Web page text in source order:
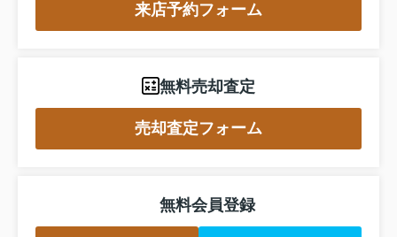
来店予約フォーム
無料売却査定
売却査定フォーム
無料会員登録